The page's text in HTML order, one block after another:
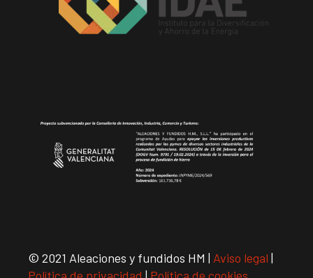
© 2021 Aleaciones y fundidos HM | Aviso legal |